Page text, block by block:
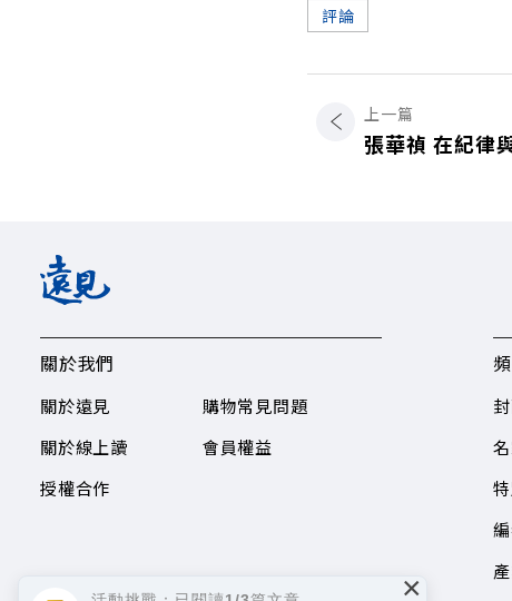
評論
上一篇
張華禎 在紀律
關於我們
關於遠見
關於線上讀
授權合作
購物常見問題
會員權益
×